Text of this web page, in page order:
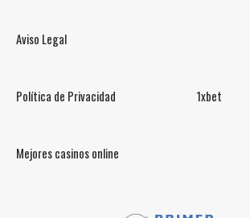
Aviso Legal
Política de Privacidad 1xbet
Mejores casinos online